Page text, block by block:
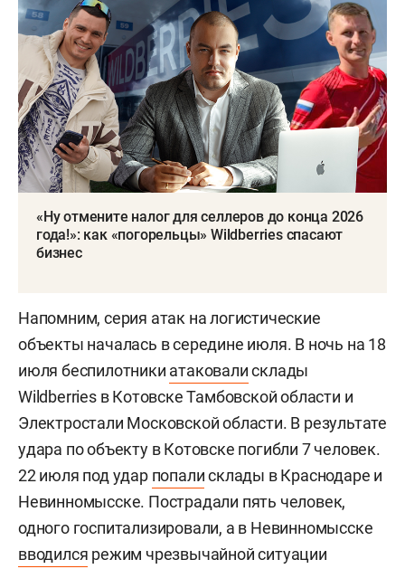
«Ну отмените налог для селлеров до конца 2026
года!»: как «погорельцы» Wildberries спасают
бизнес
Напомним, серия атак на логистические
объекты началась в середине июля. В ночь на 18
июля беспилотники атаковалисклады
Wildberries в Котовске Тамбовской области и
Электростали Московской области. В результате
удара по объекту в Котовске погибли 7 человек.
22 июля под удар попалисклады в Краснодаре и
Невинномысске. Пострадали пять человек,
одного госпитализировали, а в Невинномысске
вводился режим чрезвычайной ситуации